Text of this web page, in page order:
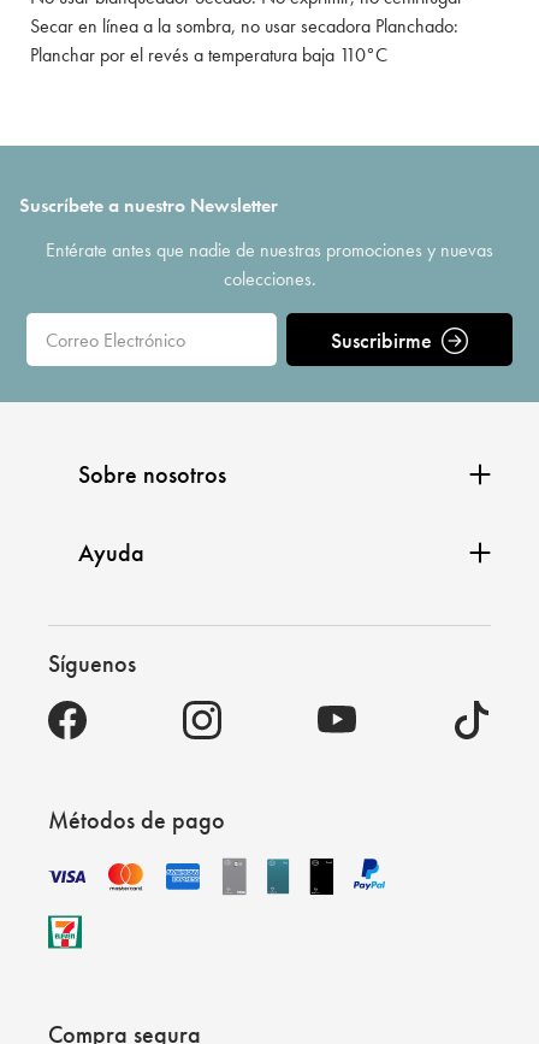
Secar en línea a la sombra, no usar secadora Planchado:
Planchar por el revés a temperatura baja 110°C
Suscríbete a nuestro Newsletter
Entérate antes que nadie de nuestras promociones y nuevas
colecciones.
Suscribirme
Sobre nosotros
Ayuda
Síguenos
Métodos de pago
Compra segura